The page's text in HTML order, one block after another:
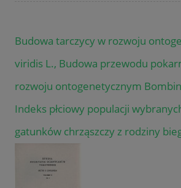
Budowa tarczycy w rozwoju
viridis L., Budowa przewodu
rozwoju ontogenetycznym
Indeks płciowy populacji
gatunków chrząszczy z rodziny